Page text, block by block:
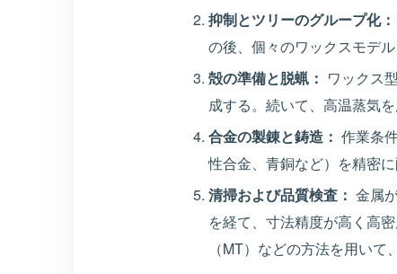
抑制とツリーのグループ化：
の後、個々のワックスモデ
殻の準備と脱蝋： ワックス
成する。続いて、高温蒸気
合金の製錬と鋳造： 作業条
性合金、青銅など）を精密
清掃および品質検査： 金属
を経て、寸法精度が高く高
（MT）などの方法を用いて